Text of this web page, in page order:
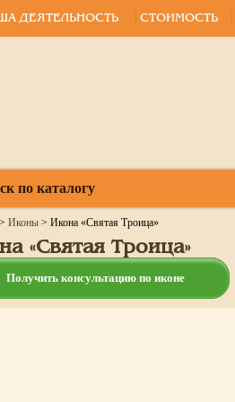
ДЕЯТЕЛЬНОСТЬ СТОИМОСТЬ
по каталогу
> Иконы > Икона «Святая Троица»
«Святая Троица»
Получить консультацию по иконе